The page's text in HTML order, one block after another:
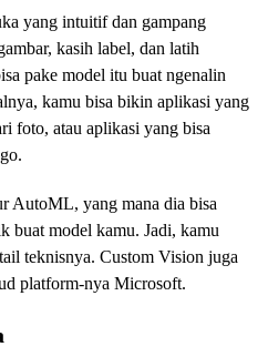
yang intuitif dan gampang
kasih label, dan latih
pake model itu buat ngenalin
kamu bisa bikin aplikasi yang
foto, atau aplikasi yang bisa
AutoML, yang mana dia bisa
buat model kamu. Jadi, kamu
teknisnya. Custom Vision juga
platform-nya Microsoft.